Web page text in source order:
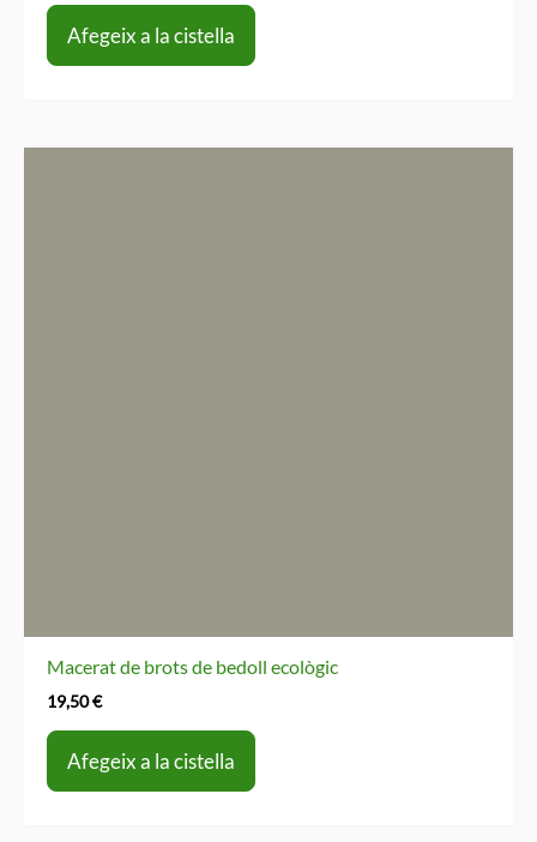
Afegeix a la cistella
Macerat de brots de bedoll ecològic
19,50€
Afegeix a la cistella